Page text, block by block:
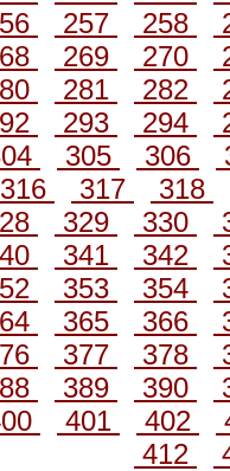
257 258
269 270
281 282
293 294
305 306
316
317
318
329 330
341 342
353 354
365 366
377 378
389 390
401 402
412